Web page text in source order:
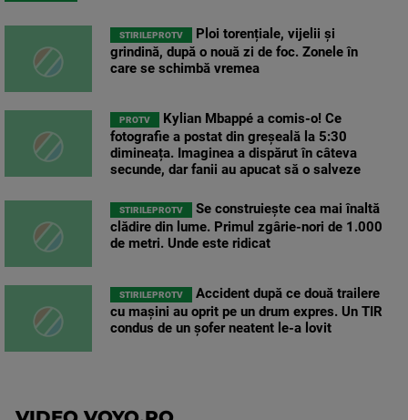
STIRILEPROTV
Ploi torențiale, vijelii și
grindină, după o nouă zi de foc. Zonele în
care se schimbă vremea
PROTV
Kylian Mbappé a comis-o! Ce
fotografie a postat din greșeală la 5:30
dimineața. Imaginea a dispărut în câteva
secunde, dar fanii au apucat să o salveze
STIRILEPROTV
Se construiește cea mai înaltă
clădire din lume. Primul zgârie-nori de 1.000
de metri. Unde este ridicat
STIRILEPROTV
Accident după ce două trailere
cu mașini au oprit pe un drum expres. Un TIR
condus de un șofer neatent le-a lovit